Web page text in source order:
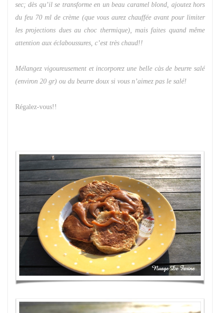
sec; dès qu’il se transforme en un beau caramel blond, ajoutez hors
du feu 70 ml de crème (que vous aurez chauffée avant pour limiter
les projections dues au choc thermique), mais faites quand même
attention aux éclaboussures, c’est très chaud!!
Mélangez vigoureusement et incorporez une belle càs de beurre salé
(environ 20 gr) ou du beurre doux si vous n’aimez pas le salé!
Régalez-vous!!